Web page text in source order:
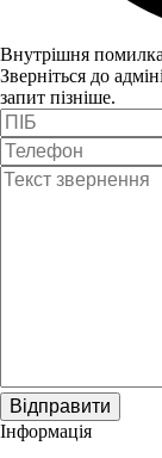
Внутрішня
Зверніться до
запит пізніше.
Відправити
Інформація